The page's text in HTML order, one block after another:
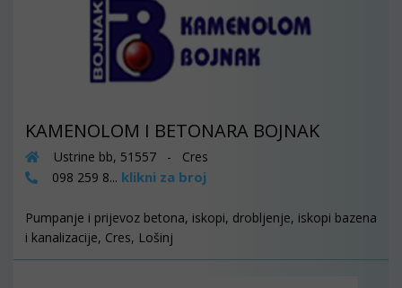
KAMENOLOM I BETONARA BOJNAK
Ustrine bb, 51557 - Cres
098 259 8... klikni za broj
Pumpanje i prijevoz betona, iskopi, drobljenje, iskopi bazena
i kanalizacije, Cres, Lošinj